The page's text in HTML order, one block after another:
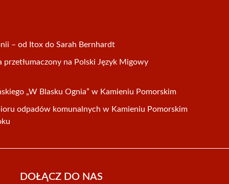
– od Itox do Sarah Bernhardt
przetłumaczony na Polski Język Migowy
„W Blasku Ognia” w Kamieniu Pomorskim
odpadów komunalnych w Kamieniu Pomorskim
DOŁĄCZ DO NAS